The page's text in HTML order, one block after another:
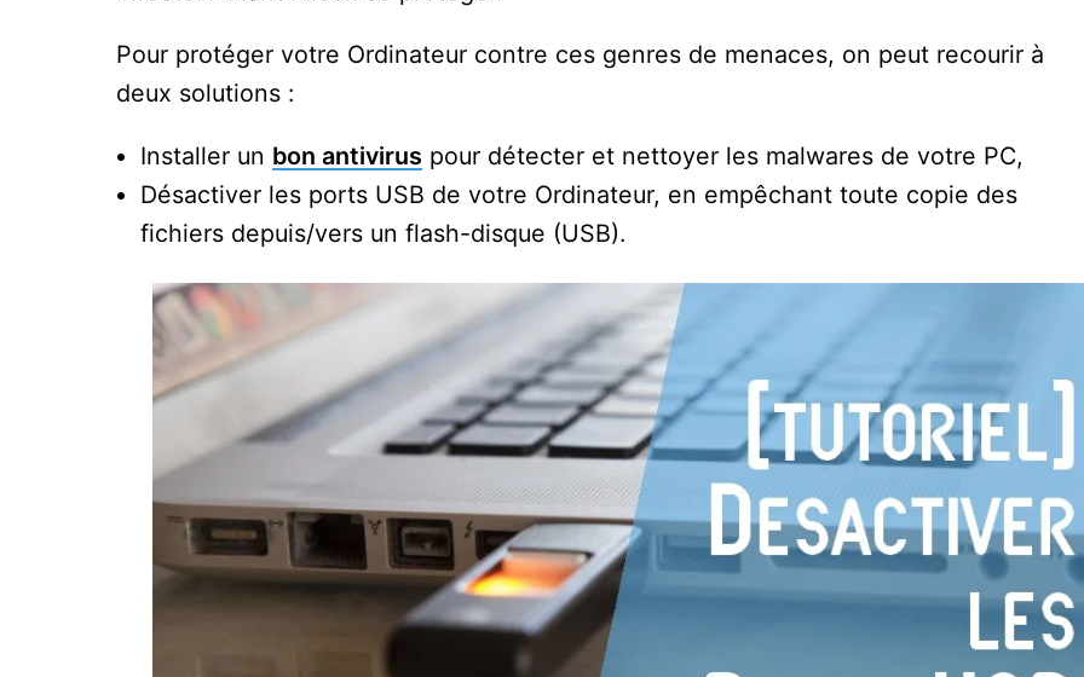
Pour protéger votre Ordinateur contre ces genres de menaces, on peut recourir à
deux solutions :
Installer un bon antivirus pour détecter et nettoyer les malwares de votre PC,
Désactiver les ports USB de votre Ordinateur, en empêchant toute copie des
fichiers depuis/vers un flash-disque (USB).